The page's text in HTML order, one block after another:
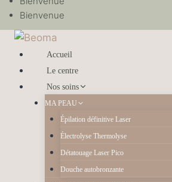
Bienvenue
Accueil
Le centre
Nos soins
MA PEAU
Épilation définitive Laser
Électrolyse Thermolyse
Détatouage Laser Pico
Douche autobronzante